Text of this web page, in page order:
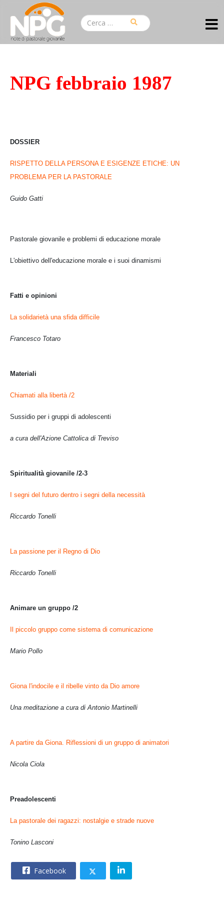
NPG febbraio 1987
DOSSIER
RISPETTO DELLA PERSONA E ESIGENZE ETICHE: UN
PROBLEMA PER LA PASTORALE
Guido Gatti
Pastorale giovanile e problemi di educazione morale
L'obiettivo dell'educazione morale e i suoi dinamismi
Fatti e opinioni
La solidarietà una sfida difficile
Francesco Totaro
Materiali
Chiamati alla libertà /2
Sussidio per i gruppi di adolescenti
a cura dell'Azione Cattolica di Treviso
Spiritualità giovanile /2-3
I segni del futuro dentro i segni della necessità
Riccardo Tonelli
La passione per il Regno di Dio
Riccardo Tonelli
Animare un gruppo /2
Il piccolo gruppo come sistema di comunicazione
Mario Pollo
Giona l'indocile e il ribelle vinto da Dio amore
Una meditazione a cura di Antonio Martinelli
A partire da Giona. Riflessioni di un gruppo di animatori
Nicola Ciola
Preadolescenti
La pastorale dei ragazzi: nostalgie e strade nuove
Tonino Lasconi
Facebook